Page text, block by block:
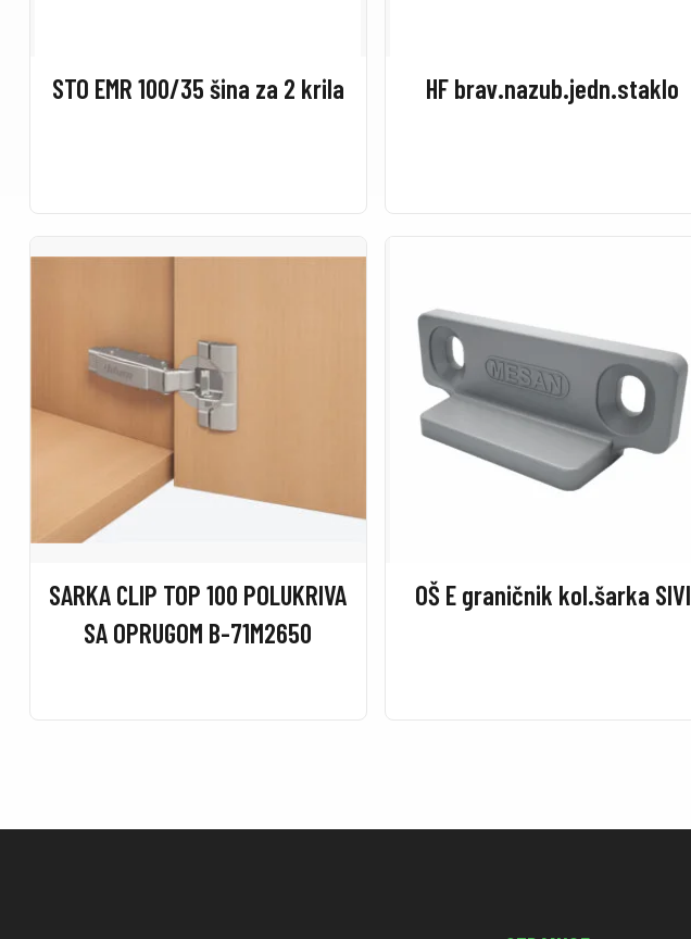
STO EMR 100/35 šina za 2 krila HF brav.nazub.jedn.staklo
SARKA CLIP TOP 100 POLUKRIVA
SA OPRUGOM B-71M2650
OŠ E graničnik kol.šarka SIVI